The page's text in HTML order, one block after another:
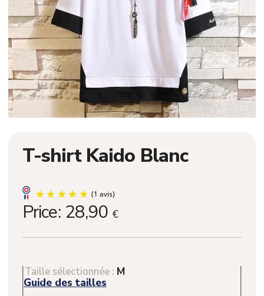
T-shirt Kaido Blanc
Price: 28,90 €
Taille sélectionnée : M
Guide des tailles